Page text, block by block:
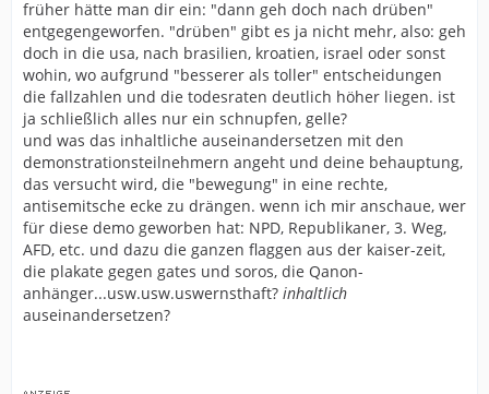
früher hätte man dir ein: "dann geh doch nach drüben"
entgegengeworfen. "drüben" gibt es ja nicht mehr, also: geh
doch in die usa, nach brasilien, kroatien, israel oder sonst
wohin, wo aufgrund "besserer als toller" entscheidungen
die fallzahlen und die todesraten deutlich höher liegen. ist
ja schließlich alles nur ein schnupfen, gelle?
und was das inhaltliche auseinandersetzen mit den
demonstrationsteilnehmern angeht und deine behauptung,
das versucht wird, die "bewegung" in eine rechte,
antisemitsche ecke zu drängen. wenn ich mir anschaue, wer
für diese demo geworben hat: NPD, Republikaner, 3. Weg,
AFD, etc. und dazu die ganzen flaggen aus der kaiser-zeit,
die plakate gegen gates und soros, die Qanon-
anhänger...usw.usw.uswernsthaft? inhaltlich
auseinandersetzen?